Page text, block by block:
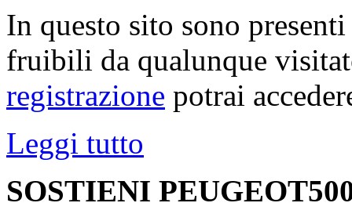
In questo sito sono
fruibili da qualunque
registrazione potrai
Leggi tutto
SOSTIENI